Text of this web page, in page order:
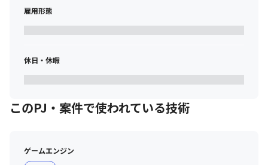
雇用形態
休日・休暇
このPJ・案件で使われている技術
ゲームエンジン